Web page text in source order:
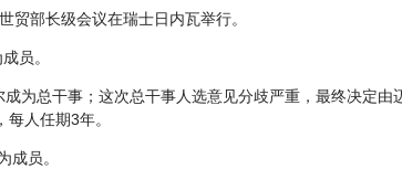
贸部长级会议在瑞士日内瓦举行。
员。
为总干事；这次总干事人选意见分歧严重，最终决定由
人任期3年。
成员。